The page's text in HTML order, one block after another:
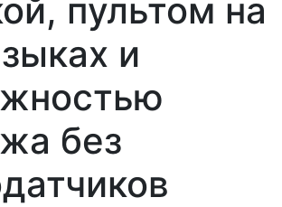
пультом на
и
без